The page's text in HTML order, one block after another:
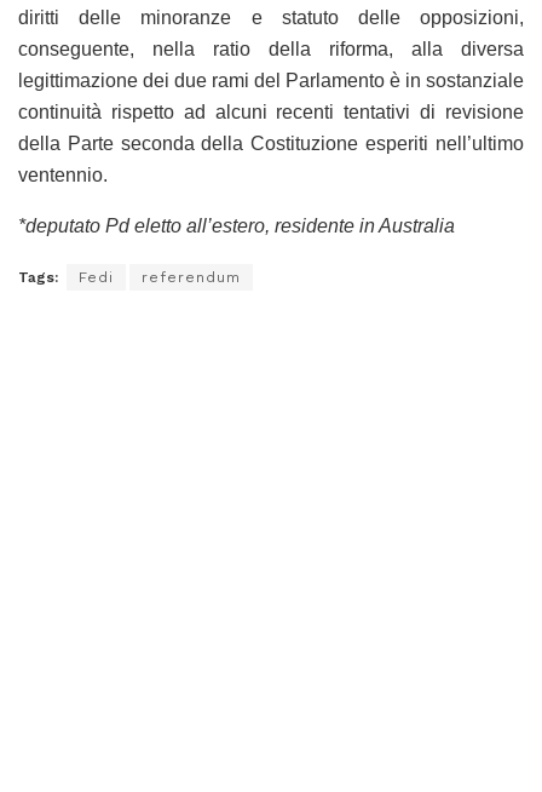
diritti delle minoranze e statuto delle opposizioni,
conseguente, nella ratio della riforma, alla diversa
legittimazione dei due rami del Parlamento è in sostanziale
continuità rispetto ad alcuni recenti tentativi di revisione
della Parte seconda della Costituzione esperiti nell’ultimo
ventennio.
*deputato Pd eletto all’estero, residente in Australia
Tags: Fedi referendum